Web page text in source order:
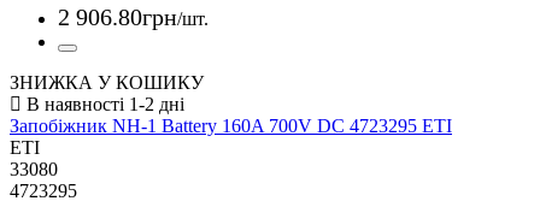
2 906.80грн/шт.
ЗНИЖКА У КОШИКУ
Запобіжник NH-1 Battery 160A 700V DC 4723295 ETI
ETI
33080
4723295